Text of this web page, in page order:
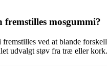
fremstilles mosgummi?
fremstilles ved at blande
udvalgt støv fra træ eller kork.